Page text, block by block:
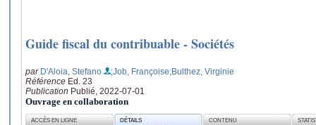
Guide fiscal du contribuable - Sociétés
par D'Aloia, Stefano ;Job, Françoise;Bulthez, Virginie
Référence Ed. 23
Publication Publié, 2022-07-01
Ouvrage en collaboration
ACCÈS EN LIGNE DÉTAILS CONTENU